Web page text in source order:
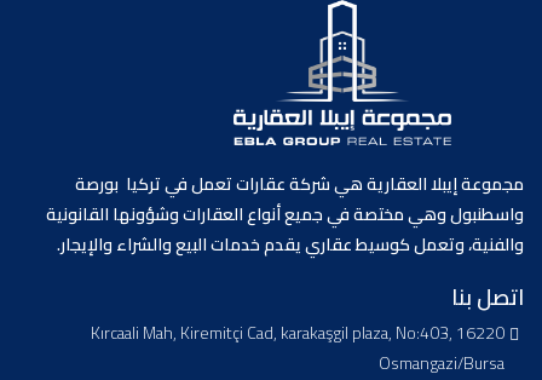
مجموعة إيبلا العقارية هي شركة عقارات تعمل في تركيا بورصة
واسطنبول وهي مختصة في جميع أنواع العقارات وشؤونها القانونية
والفنية، وتعمل كوسيط عقاري يقدم خدمات البيع والشراء والإيجار.
اتصل بنا
Kırcaali Mah, Kiremitçi Cad, karakaşgil plaza, No:403, 16220
Osmangazi/Bursa